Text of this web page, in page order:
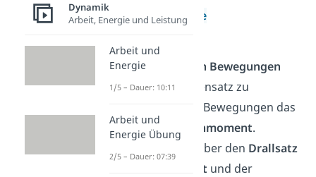
schiefe Ebene
Beirotatorischen Bewegungen
entsteht im Gegensatz zu
translatorischen Bewegungen das
sogenannte
Drehmoment.
Außerdem sind über den Drallsatz
Drehmoment und der
Dynamik
Arbeit, Energie und Leistung
Arbeit und
Energie
1/5 – Dauer: 10:11
Arbeit und
Energie Übung
2/5 – Dauer: 07:39